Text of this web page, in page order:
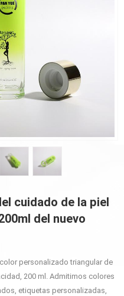
cuidado de la piel
del nuevo
personalizado triangular de
200 ml. Admitimos colores
etiquetas personalizadas,